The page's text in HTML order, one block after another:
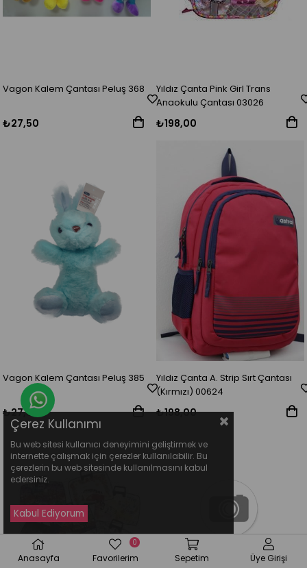
Vagon Kalem Çantası Peluş 368
₺27,50
Yıldız Çanta Pink Girl Trans
Anaokulu Çantası 03026
₺198,00
Vagon Kalem Çantası Peluş 385
₺27,50
Yıldız Çanta A. Strip Sırt Çantası
(Kırmızı) 00624
₺198,00
Whatsapp Destek Hattı
Çerez Kullanımı
Bu web sitesi kullanıcı deneyimini geliştirmek ve
internette çalışmak için çerezler kullanılabilir. Bu
çerezlerin bu web sitesinde kullanılmasını kabul
edersiniz.
Anasayfa Favorilerim
0
Sepetim Üye Girişi